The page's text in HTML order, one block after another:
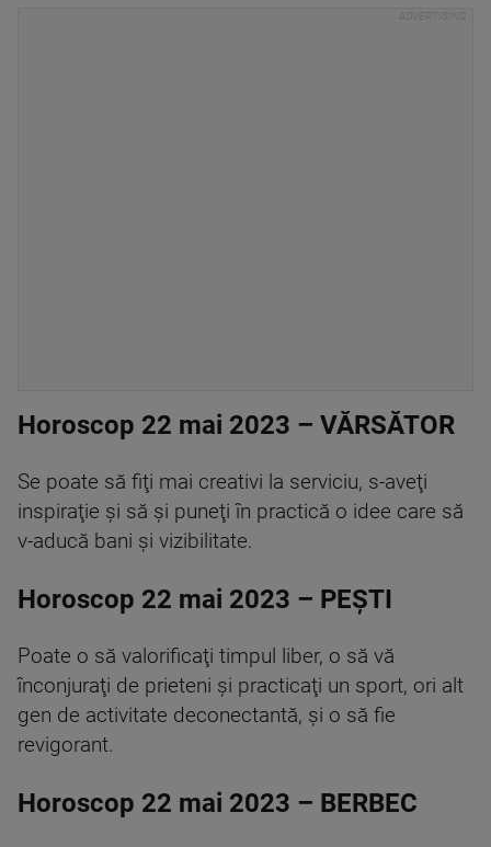
Horoscop 22 mai 2023 – VĂRSĂTOR
Se poate să fiţi mai creativi la serviciu, s-aveţi
inspiraţie şi să şi puneţi în practică o idee care să
v-aducă bani şi vizibilitate.
Horoscop 22 mai 2023 – PEŞTI
Poate o să valorificaţi timpul liber, o să vă
înconjuraţi de prieteni şi practicaţi un sport, ori alt
gen de activitate deconectantă, şi o să fie
revigorant.
Horoscop 22 mai 2023 – BERBEC